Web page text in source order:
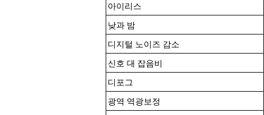
아이리스
낮과 밤
디지털 노이즈 감소
신호 대 잡음비
디포그
광역 역광보정